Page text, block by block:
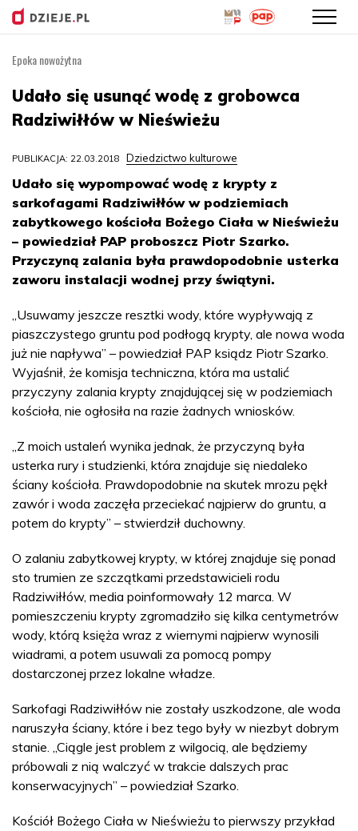
treści
Epoka nowożytna
Udało się usunąć wodę z grobowca
Radziwiłłów w Nieświeżu
PUBLIKACJA: 22.03.2018 Dziedzictwo kulturowe
Udało się wypompować wodę z krypty z
sarkofagami Radziwiłłów w podziemiach
zabytkowego kościoła Bożego Ciała w Nieświeżu
– powiedział PAP proboszcz Piotr Szarko.
Przyczyną zalania była prawdopodobnie usterka
zaworu instalacji wodnej przy świątyni.
„Usuwamy jeszcze resztki wody, które wypływają z
piaszczystego gruntu pod podłogą krypty, ale nowa woda
już nie napływa” – powiedział PAP ksiądz Piotr Szarko.
Wyjaśnił, że komisja techniczna, która ma ustalić
przyczyny zalania krypty znajdującej się w podziemiach
kościoła, nie ogłosiła na razie żadnych wniosków.
„Z moich ustaleń wynika jednak, że przyczyną była
usterka rury i studzienki, która znajduje się niedaleko
ściany kościoła. Prawdopodobnie na skutek mrozu pękł
zawór i woda zaczęła przeciekać najpierw do gruntu, a
potem do krypty” – stwierdził duchowny.
O zalaniu zabytkowej krypty, w której znajduje się ponad
sto trumien ze szczątkami przedstawicieli rodu
Radziwiłłów, media poinformowały 12 marca. W
pomieszczeniu krypty zgromadziło się kilka centymetrów
wody, którą księża wraz z wiernymi najpierw wynosili
wiadrami, a potem usuwali za pomocą pompy
dostarczonej przez lokalne władze.
Sarkofagi Radziwiłłów nie zostały uszkodzone, ale woda
naruszyła ściany, które i bez tego były w niezbyt dobrym
stanie. „Ciągle jest problem z wilgocią, ale będziemy
próbowali z nią walczyć w trakcie dalszych prac
konserwacyjnych” – powiedział Szarko.
Kościół Bożego Ciała w Nieświeżu to pierwszy przykład